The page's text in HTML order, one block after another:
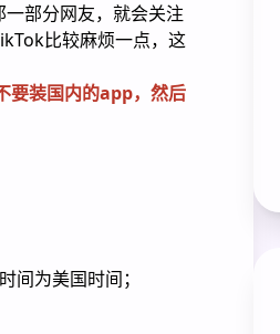
部分网友，就会关注
比较麻烦一点，这
要装国内的app，然后
间为美国时间；